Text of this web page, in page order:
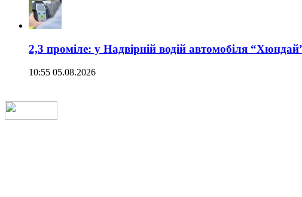
2,3 проміле: у Надвірній водій автомобіля
10:55 05.08.2026